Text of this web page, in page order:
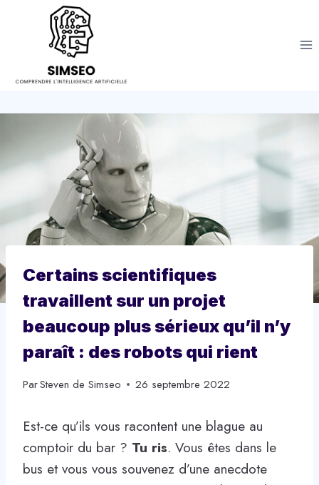
Certains scientifiques
travaillent sur un projet
beaucoup plus sérieux qu’il n’y
paraît : des robots qui rient
ParSteven de Simseo 26 septembre 2022
Est-ce qu’ils vous racontent une blague au
comptoir du bar ? Tu ris. Vous êtes dans le
bus et vous vous souvenez d’une anecdote